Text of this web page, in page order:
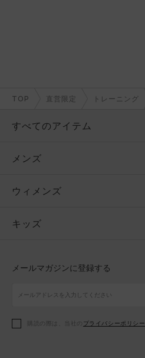
TOP 直営限定 トレーニング
すべてのアイテム
メンズ
ウィメンズ
キッズ
アクセサリー
メンズ
トップス
ボトムス
アクセサリー
ウィメンズ
トップス
シューズ
アクセサリー
キッズ
シューズ
メールマガジンに登録する
購読の際は、当社の プライバシーポリシー